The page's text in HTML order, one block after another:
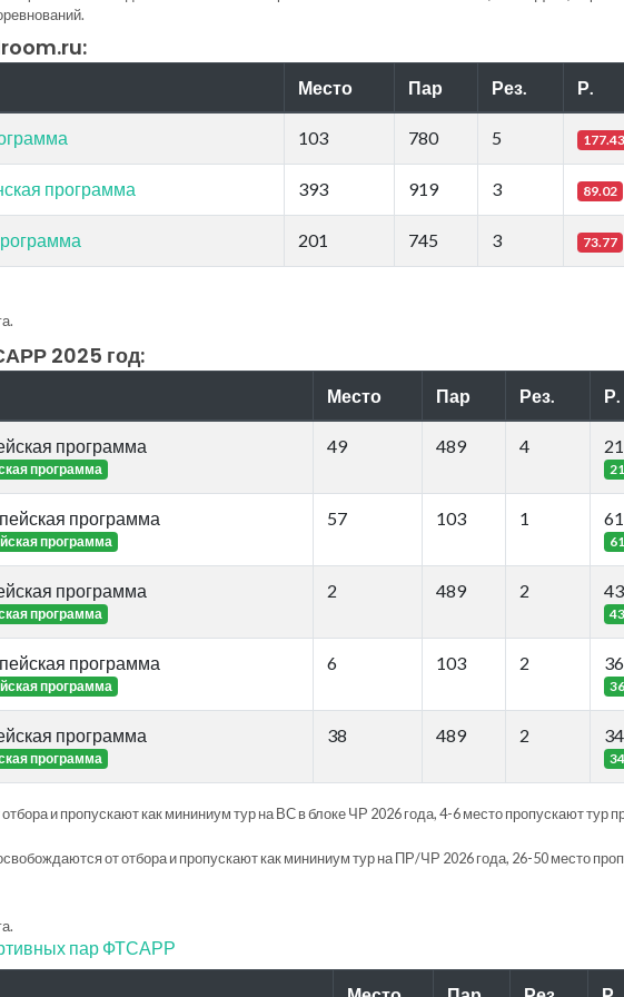
Место Пар Рез. Р.
103 780 5 177.43
программа 393 919 3 89.02
201 745 3 73.77
2025 год:
Место Пар Рез. Р.
программа
программа
49 489 4
программа
программа
57 103 1 61
61
программа
программа
2 489 2
программа
программа
6 103 2
программа
программа
38 489 2
и пропускают как мининиум тур на ВС в блоке ЧР 2026 года, 4-6 место пропускают тур
от отбора и пропускают как мининиум тур на ПР/ЧР 2026 года, 26-50 место
пар ФТСАРР